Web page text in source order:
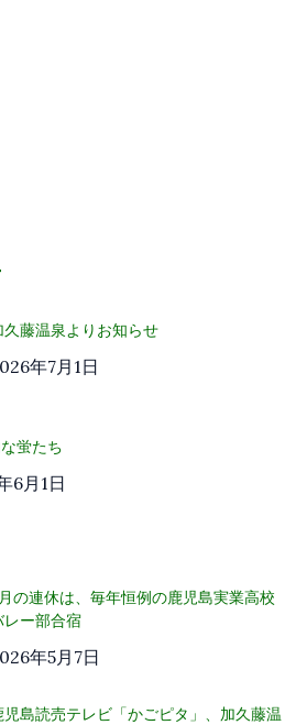
久藤温泉よりお知らせ
年7月1日
蛍たち
6月1日
の連休は、毎年恒例の鹿児島実業高校
レー部合宿
年5月7日
児島読売テレビ「かごピタ」、加久藤温